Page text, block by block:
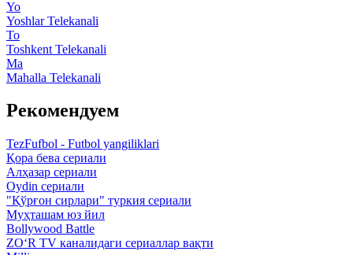
Yo
Yoshlar Telekanali
To
Toshkent Telekanali
Ma
Mahalla Telekanali
Рекомендуем
TezFufbol - Futbol yangiliklari
Қора бева сериали
Алҳазар сериали
Oydin сериали
"Қўрғон сирлари" туркия сериали
Муҳташам юз йил
Bollywood Battle
ZO‘R TV каналидаги сериаллар вақти